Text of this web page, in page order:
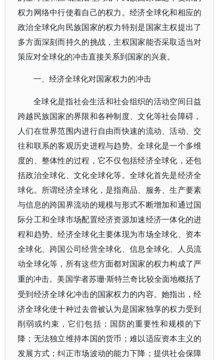
权力网络中行使着自己的权力。经济全球化和相应的
政治全球化向民族国家的权力特别是国家主权提出了
多方面深刻而持久的挑战，主权国家能否采取适当对
策应对全球化的冲击直接关系到国家的兴衰。
一、经济全球化对国家权力的冲击
全球化是指社会生活和社会组织的活动空间日益
跨越民族国家的界限和各种制度、文化等社会障碍，
人们在世界范围内进行自由而快速的流动、活动、交
往和联系的客观历史进程与趋势。全球化是一个多维
度的、整体性的过程，它不仅包括经济全球化，还包
括政治全球化、文化全球化等。全球化首先是经济全
球化。所谓经济全球化，是指商品、服务、生产要素
与信息的跨国界流动的规模与形式不断增加和通过国
际分工和全球市场配置经济资源加速经济一体化的进
程和趋势。经济全球化主要体现为市场全球化、资本
全球化、跨国公司经营全球化、信息全球化、人员流
动全球化等，所有这些方面都对国家的权力构成了严
重的冲击。美国学者苏珊·斯特兰奇比较全面地概括了
受到经济全球化冲击的国家权力的内容。她指出，经
济全球化使十种过去曾被认为是国家独享的权力受到
削弱或约束，它们包括：国防的重要性和规模的下
降；无法独立维持本国的货币；难以适应资本主义的
发展方式；纠正市场波动的能力下降；提供社会保障